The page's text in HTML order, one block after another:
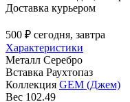
Доставка курьером
500 ₽ сегодня, завтра
Характеристики
Металл Серебро
Вставка Раухтопаз
Коллекция GEM (Джем)
Вес 102.49